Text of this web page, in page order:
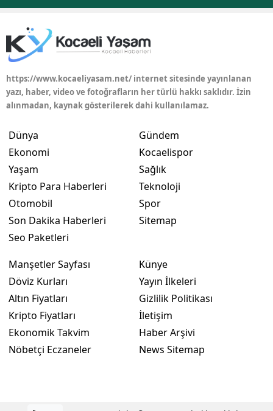
https://www.kocaeliyasam.net/ internet sitesinde yayınlanan
yazı, haber, video ve fotoğrafların her türlü hakkı saklıdır. İzin
alınmadan, kaynak gösterilerek dahi kullanılamaz.
Dünya
Ekonomi
Yaşam
Kripto Para Haberleri
Otomobil
Son Dakika Haberleri
Seo Paketleri
Gündem
Kocaelispor
Sağlık
Teknoloji
Spor
Sitemap
Manşetler Sayfası
Döviz Kurları
Altın Fiyatları
Kripto Fiyatları
Ekonomik Takvim
Nöbetçi Eczaneler
Künye
Yayın İlkeleri
Gizlilik Politikası
İletişim
Haber Arşivi
News Sitemap